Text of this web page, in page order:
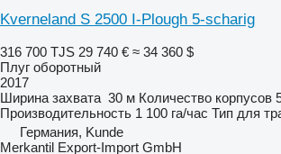
Kverneland S 2500 I-Plough 5-scharig
316 700 TJS 29 740 € ≈ 34 360 $
Плуг оборотный
2017
Ширина захвата 30 м Количество корпусов
Производительность 1 100 га/час Тип для
Германия, Kunde
Merkantil Export-Import GmbH